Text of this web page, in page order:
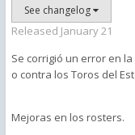
See changelog
Released January 21
Se corrigió un error en
o contra los Toros del
Mejoras en los rosters.